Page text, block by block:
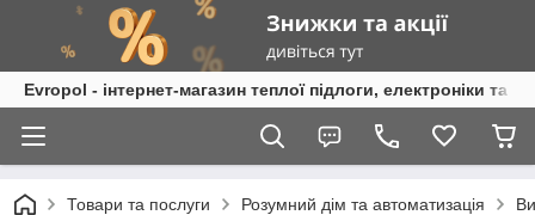
Evropol - інтернет-магазин теплої підлоги, електроніки та
Товари та послуги Розумний дім та автоматизація